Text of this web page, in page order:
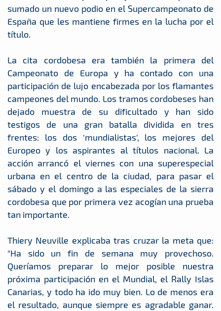
sumado un nuevo podio en el Supercampeonato de
España que les mantiene firmes en la lucha por el
título.
La cita cordobesa era también la primera del
Campeonato de Europa y ha contado con una
participación de lujo encabezada por los flamantes
campeones del mundo. Los tramos cordobeses han
dejado muestra de su dificultado y han sido
testigos de una gran batalla dividida en tres
frentes: los dos 'mundialistas', los mejores del
Europeo y los aspirantes al títulos nacional. La
acción arrancó el viernes con una superespecial
urbana en el centro de la ciudad, para pasar el
sábado y el domingo a las especiales de la sierra
cordobesa que por primera vez acogían una prueba
tan importante.
Thiery Neuville explicaba tras cruzar la meta que:
"Ha sido un fin de semana muy provechoso.
Queríamos preparar lo mejor posible nuestra
próxima participación en el Mundial, el Rally Islas
Canarias, y todo ha ido muy bien. Lo de menos era
el resultado, aunque siempre es agradable ganar.